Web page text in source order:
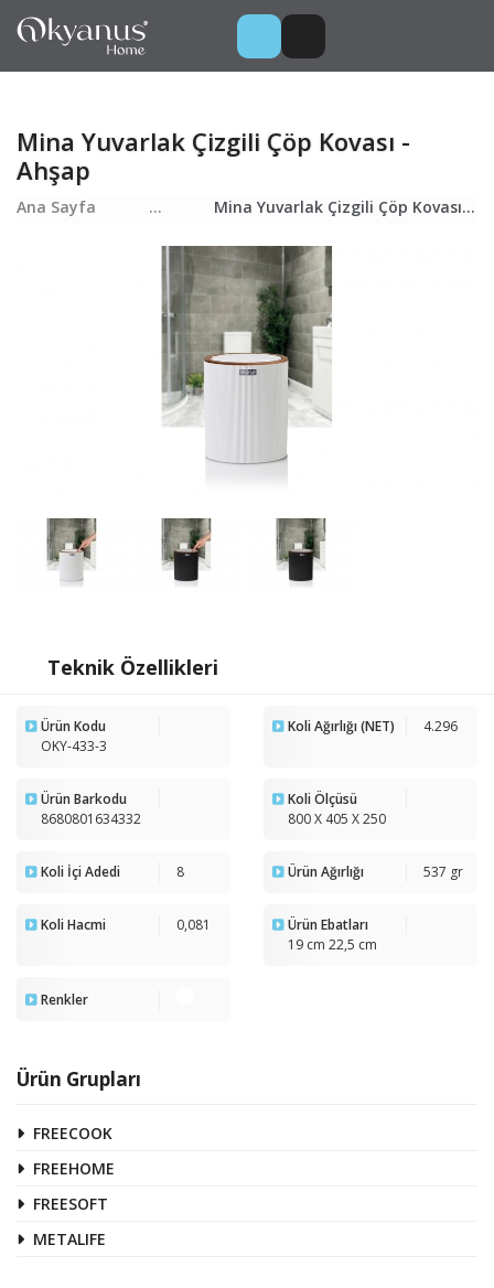
Ürün Grupları
FREECOOK
FREEHOME
FREESOFT
METALIFE
Mina Yuvarlak Çizgili Çöp Kovası -
Ahşap
Ana Sayfa ... Mina Yuvarlak Çizgili Çöp Kovası - Ahşap
Teknik Özellikleri
Ürün Kodu
OKY-433-3
Koli Ağırlığı (NET) 4.296
Ürün Barkodu
8680801634332
Koli Ölçüsü
800 X 405 X 250
Koli İçi Adedi 8 Ürün Ağırlığı 537 gr
Koli Hacmi 0,081
Ürün Ebatları
19 cm 22,5 cm
Renkler